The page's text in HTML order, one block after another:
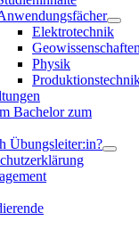
Elektrotechnik
Physik
Bachelor zum
Übungsleiter:in?